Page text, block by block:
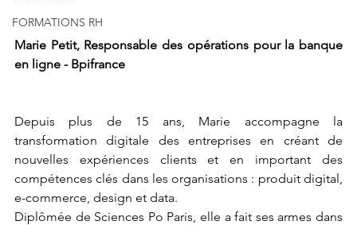
FORMATIONS RH
Marie Petit, Responsable des opérations pour la banque
en ligne - Bpifrance
Depuis plus de 15 ans, Marie accompagne la
transformation digitale des entreprises en créant de
nouvelles expériences clients et en important des
compétences clés dans les organisations : produit digital,
e-commerce, design et data.
Diplômée de Sciences Po Paris, elle a fait ses armes dans